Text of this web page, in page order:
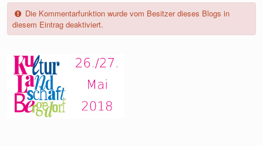
Die Kommentarfunktion wurde vom Besitzer dieses Blogs in
diesem Eintrag deaktiviert.